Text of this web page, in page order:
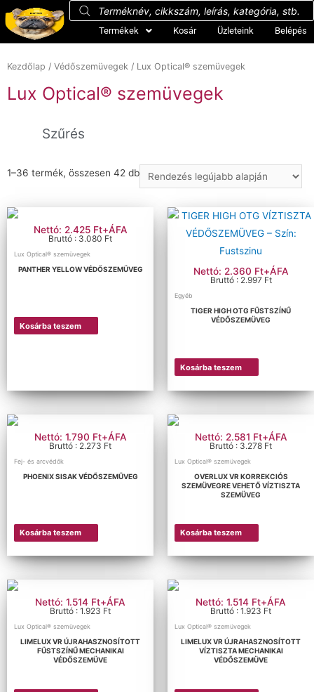
Termékek Kosár Üzleteink Belépés
Kezdőlap / Védőszemüvegek / Lux Optical® szemüvegek
Lux Optical® szemüvegek
Szűrés
Szűrés
1–36 termék, összesen 42 db
Nettó: 2.425 Ft+ÁFA
Bruttó : 3.080 Ft
Lux Optical® szemüvegek
PANTHER YELLOW VÉDŐSZEMÜVEG
Kosárba teszem
Nettó: 2.360 Ft+ÁFA
Bruttó : 2.997 Ft
Egyéb
TIGER HIGH OTG FÜSTSZÍNŰ
VÉDŐSZEMÜVEG
Kosárba teszem
Nettó: 1.790 Ft+ÁFA
Bruttó : 2.273 Ft
Fej- és arcvédők
PHOENIX SISAK VÉDŐSZEMÜVEG
Kosárba teszem
Nettó: 2.581 Ft+ÁFA
Bruttó : 3.278 Ft
Lux Optical® szemüvegek
OVERLUX VR KORREKCIÓS
SZEMÜVEGRE VEHETŐ VÍZTISZTA
SZEMÜVEG
Kosárba teszem
Nettó: 1.514 Ft+ÁFA
Bruttó : 1.923 Ft
Lux Optical® szemüvegek
LIMELUX VR ÚJRAHASZNOSÍTOTT
FÜSTSZÍNŰ MECHANIKAI
VÉDŐSZEMÜVE
Nettó: 1.514 Ft+ÁFA
Bruttó : 1.923 Ft
Lux Optical® szemüvegek
LIMELUX VR ÚJRAHASZNOSÍTOTT
VÍZTISZTA MECHANIKAI
VÉDŐSZEMÜVE